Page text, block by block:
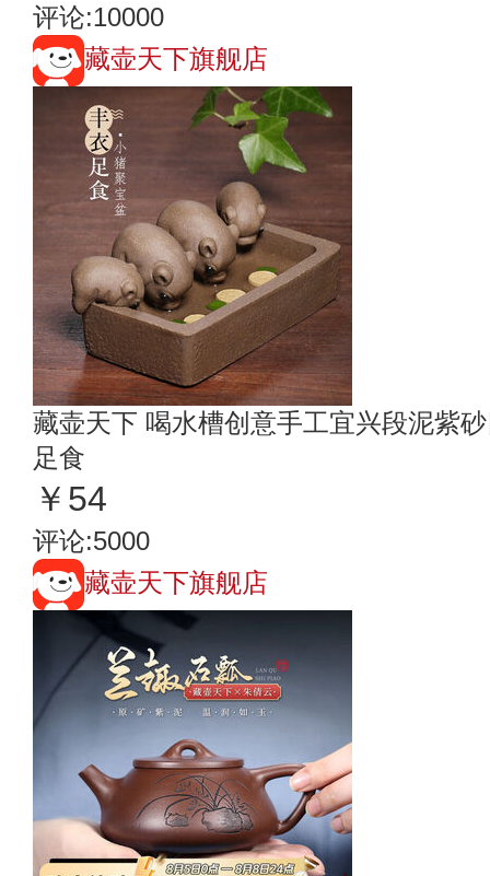
评论:10000
藏壶天下旗舰店
藏壶天下 喝水槽创意手工宜兴段泥紫
足食
￥54
评论:5000
藏壶天下旗舰店